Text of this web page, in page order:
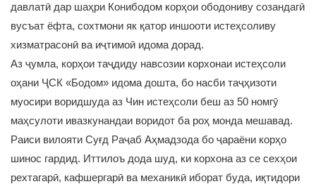
давлатӣ дар шаҳри Конибодом корҳои ободониву созандагӣ
вусъат ёфта, сохтмони як қатор иншооти истеҳсоливу
хизматрасонӣ ва иҷтимоӣ идома дорад.
Аз ҷумла, корҳои таҷдиду навсозии корхонаи истеҳсоли
оҳани ҶСК «Бодом» идома дошта, бо насби таҷҳизоти
муосири воридшуда аз Чин истеҳсоли беш аз 50 номгӯ
маҳсулоти ивазкунандаи воридот ба роҳ монда мешавад.
Раиси вилояти Суғд Раҷаб Аҳмадзода бо ҷараёни корҳо
шинос гардид. Иттилоъ дода шуд, ки корхона аз се сехҳои
рехтагарӣ, кафшергарӣ ва механикӣ иборат буда, иқтидори